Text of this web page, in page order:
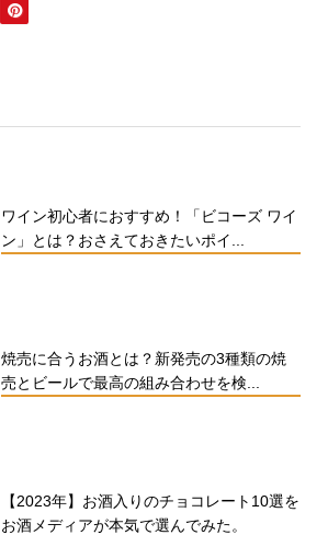
ワイン初心者におすすめ！「ビコーズ ワイ
ン」とは？おさえておきたいポイ...
焼売に合うお酒とは？新発売の3種類の焼
売とビールで最高の組み合わせを検...
【2023年】お酒入りのチョコレート10選を
お酒メディアが本気で選んでみた。